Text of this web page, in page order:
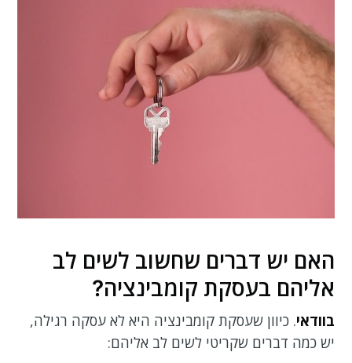
האם יש דברים שחשוב לשים לב
אליהם בעסקת קומבינציה?
בוודאי. כיוון שעסקת קומבינציה היא לא עסקה רגילה,
יש כמה דברים שקריטי לשים לב אליהם: